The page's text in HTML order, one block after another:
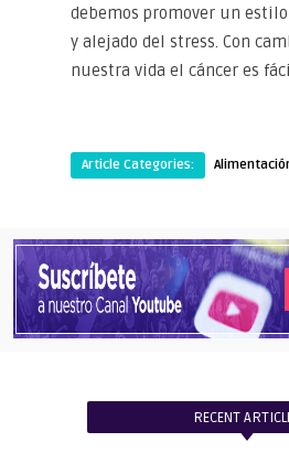
debemos promover un
y alejado del stress. Con
nuestra vida el cáncer es
Article Categories:
RECENT